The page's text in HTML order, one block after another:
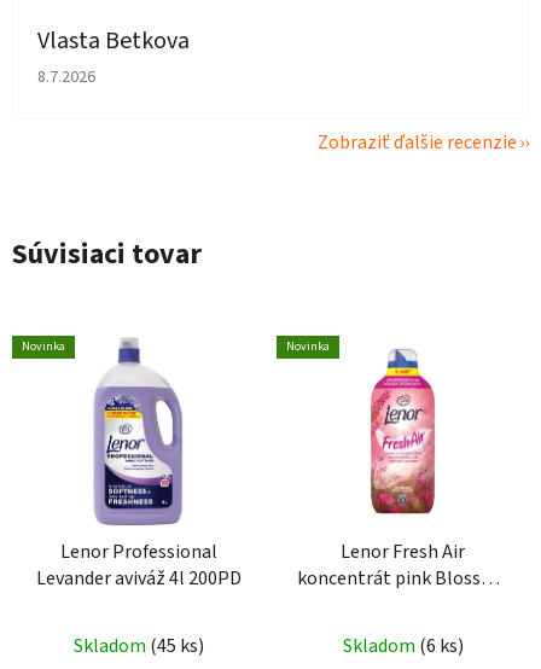
Vlasta Betkova
Hodnotenie obchodu je 4 z 5 hviezdičiek.
8.7.2026
Zobraziť ďalšie recenzie
Súvisiaci tovar
Novinka
Lenor Professional
Levander aviváž 4l 200PD
hodnotenie
Skladom (45 ks)
Novinka
Lenor Fresh Air
koncentrát pink Blossom
Skladom (6 ks)